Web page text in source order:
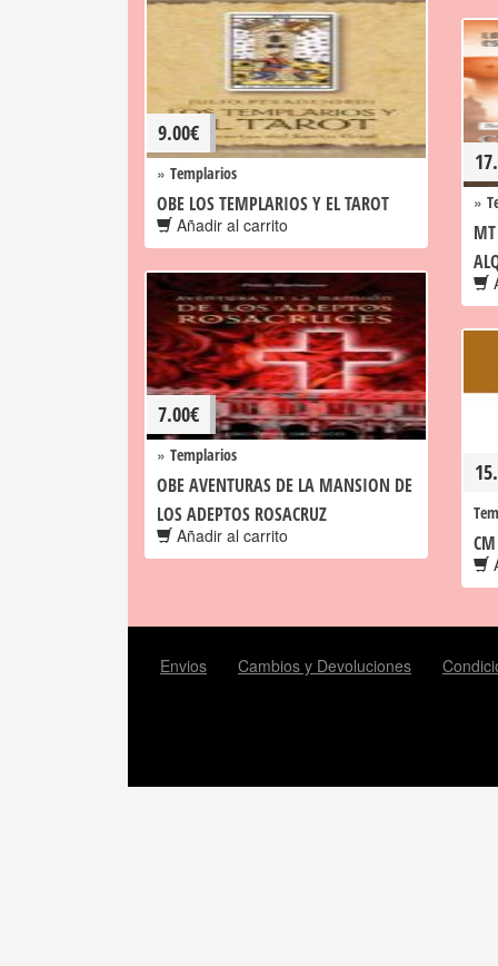
9.00€
» Templarios
OBE LOS TEMPLARIOS Y EL TAROT
Añadir al carrito
»
7.00€
» Templarios
OBE AVENTURAS DE LA MANSION DE
LOS ADEPTOS ROSACRUZ
Añadir al carrito
Envios Cambios y Devoluciones